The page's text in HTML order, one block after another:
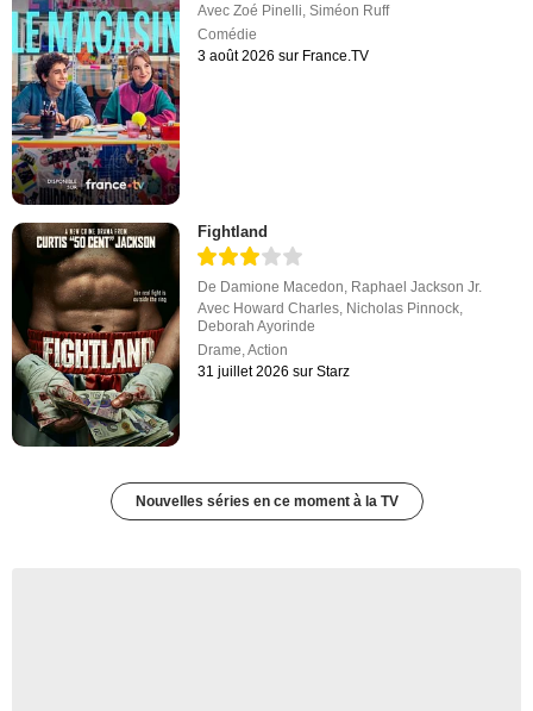
AvecZoé Pinelli,Siméon Ruff
Comédie
3 août 2026 sur France.TV
Fightland
De Damione Macedon, Raphael Jackson Jr.
Avec Howard Charles, Nicholas Pinnock,
Deborah Ayorinde
Drame,Action
31 juillet 2026 sur Starz
Nouvelles séries en ce moment à la TV